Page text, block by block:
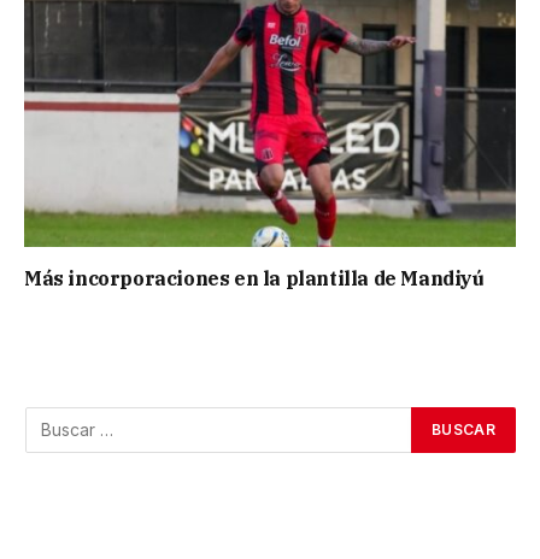
Más incorporaciones en la plantilla de Mandiyú